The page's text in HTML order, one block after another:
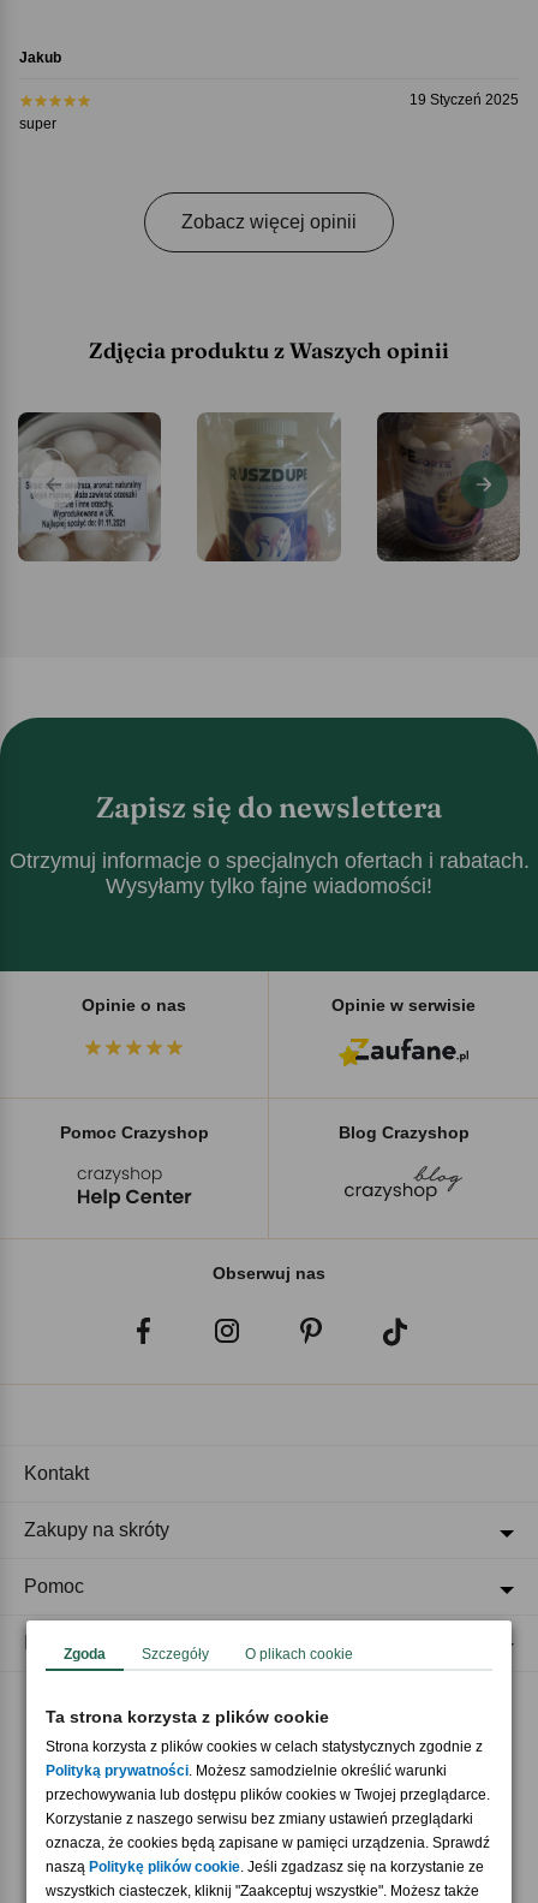
Jakub
19 Styczeń 2025
super
Zobacz więcej opinii
Zdjęcia produktu z Waszych opinii
Zapisz się do newslettera
Otrzymuj informacje o specjalnych ofertach i rabatach.
Wysyłamy tylko fajne wiadomości!
Opinie o nas Opinie w serwisie
Pomoc Crazyshop Blog Crazyshop
Obserwuj nas
Akceptujemy płatności
Kontakt
Zakupy na skróty
Pomoc
Zgoda Szczegóły O plikach cookie
Ta strona korzysta z plików cookie
Strona korzysta z plików cookies w celach statystycznych zgodnie z
Polityką prywatności. Możesz samodzielnie określić warunki
przechowywania lub dostępu plików cookies w Twojej przeglądarce.
Korzystanie z naszego serwisu bez zmiany ustawień przeglądarki
oznacza, że cookies będą zapisane w pamięci urządzenia. Sprawdź
naszą Politykę plików cookie. Jeśli zgadzasz się na korzystanie ze
wszystkich ciasteczek, kliknij "Zaakceptuj wszystkie". Możesz także